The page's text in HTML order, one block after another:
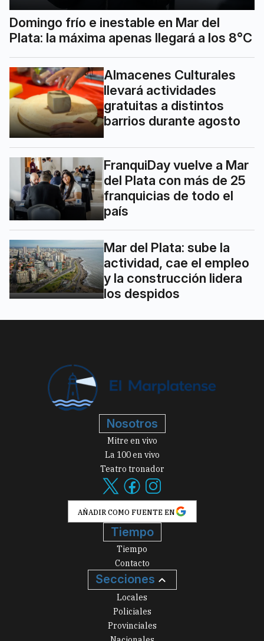
Domingo frío e inestable en Mar del
Plata: la máxima apenas llegará a los 8°C
Almacenes Culturales
llevará actividades
gratuitas a distintos
barrios durante agosto
FranquiDay vuelve a Mar
del Plata con más de 25
franquicias de todo el
país
Mar del Plata: sube la
actividad, cae el empleo
y la construcción lidera
los despidos
Nosotros
Mitre en vivo
La 100 en vivo
Teatro tronador
AÑADIR COMO FUENTE EN
Tiempo
Tiempo
Contacto
Secciones
Locales
Policiales
Provinciales